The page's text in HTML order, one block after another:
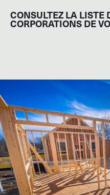
CONSULTEZ LA LISTE
CORPORATIONS DE